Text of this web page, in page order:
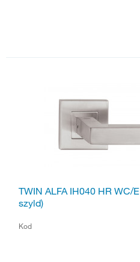
TWIN ALFA IH040 HR WC/
szyld)
Kod